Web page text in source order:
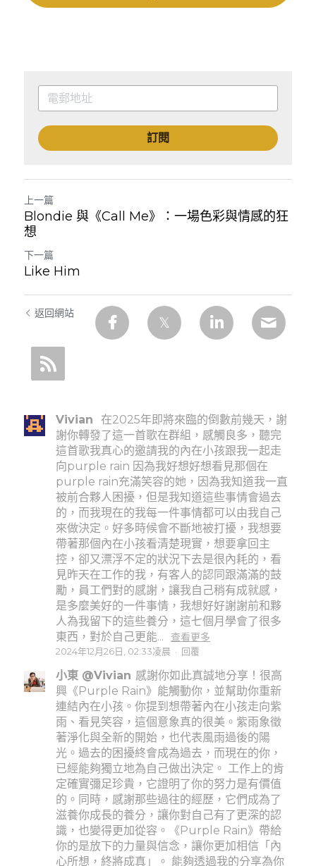
訂閱
上一篇
Blondie 與《Call Me》：一場色彩與情感的狂
想
下一篇
Like Him
返回網站
Vivian
在2025年即將來臨的倒數前幾天，謝
謝你轉發了這一首歌在群組，感觸良多，聽完
這首歌我真心的邀請我的內在小孩跟我一起走
向purple rain 因為我好想好想看見那個在
purple rain充滿笑容的她，因為我知道我一直
被前合夥人困擾，但是我知道這些事情會過去
的，而我現在的我每一件事情都可以由我自己
來做決定。好多時候會不斷地被打擾，我想要
帶著那個內在小孩看清楚現實，想要拿回主
控，卻又漂浮不定的狀況下去是很內耗的，看
見昨天在工作的我，有客人的認同跟滿滿的鼓
勵，員工們對的感謝，讓我自己稍有成就感，
是多麼美好的一件事情，我想好好謝謝前和夥
人為我留下的這些養分，這七個月學會了很多
東西，對於自己更能...
查看更多
2024年12月26日, 02:33凌晨 · 回覆
小東 @Vivian 感謝你如此真誠地分享！很高
興《Purple Rain》能觸動你，並幫助你重新
連結內在小孩。你提到想帶著內在小孩走向紫
雨、看見笑容，這個意象真的很美。紫雨象徵
著淨化與全新的開始，也代表風雨過後的陽
光。過去的困擾終會成為過去，而現在的你，
已經能夠獨立地為自己做出決定。 工作上的肯
定確實彌足珍貴，它證明了你的努力是有價值
的。同時，感謝那些過往的經歷，它們成為了
滋養你成長的養分，讓你對自己有了更深的認
識，也變得更加從容。《Purple Rain》帶給
你的是放下的力量與信念，讓你更加相信「內
心所想，終將成真」。 能夠透過我的分享為你